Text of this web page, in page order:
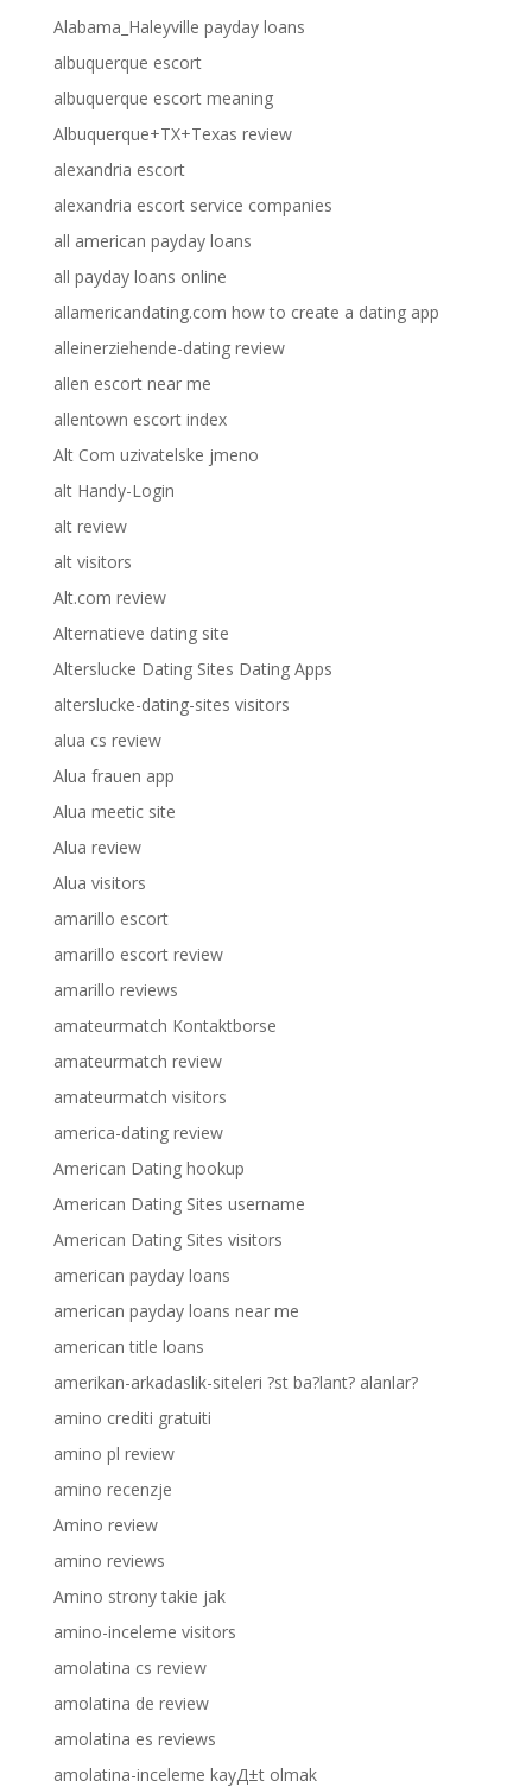
Alabama_Haleyville payday loans
albuquerque escort
albuquerque escort meaning
Albuquerque+TX+Texas review
alexandria escort
alexandria escort service companies
all american payday loans
all payday loans online
allamericandating.com how to create a dating app
alleinerziehende-dating review
allen escort near me
allentown escort index
Alt Com uzivatelske jmeno
alt Handy-Login
alt review
alt visitors
Alt.com review
Alternatieve dating site
Alterslucke Dating Sites Dating Apps
alterslucke-dating-sites visitors
alua cs review
Alua frauen app
Alua meetic site
Alua review
Alua visitors
amarillo escort
amarillo escort review
amarillo reviews
amateurmatch Kontaktborse
amateurmatch review
amateurmatch visitors
america-dating review
American Dating hookup
American Dating Sites username
American Dating Sites visitors
american payday loans
american payday loans near me
american title loans
amerikan-arkadaslik-siteleri ?st ba?lant? alanlar?
amino crediti gratuiti
amino pl review
amino recenzje
Amino review
amino reviews
Amino strony takie jak
amino-inceleme visitors
amolatina cs review
amolatina de review
amolatina es reviews
amolatina-inceleme kayД±t olmak